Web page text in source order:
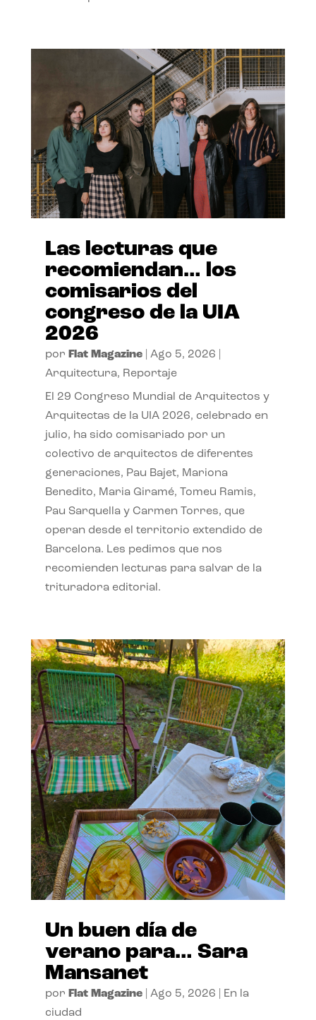
Las lecturas que
recomiendan… los
comisarios del
congreso de la UIA
2026
por Flat Magazine| Ago 5, 2026
Arquitectura, Reportaje
El 29 Congreso Mundial de Arquitectos y
Arquitectas de la UIA 2026, celebrado en
julio, ha sido comisariado por un
colectivo de arquitectos de diferentes
generaciones, Pau Bajet, Mariona
Benedito, Maria Giramé, Tomeu Ramis,
Pau Sarquella y Carmen Torres, que
operan desde el territorio extendido de
Barcelona. Les pedimos que nos
recomienden lecturas para salvar de la
trituradora editorial.
Un buen día de
verano para… Sara
Mansanet
por Flat Magazine| Ago 5, 2026
En la
ciudad